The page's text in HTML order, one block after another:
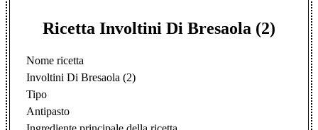
Ricetta Involtini Di Bresaola (2)
Nome ricetta
Involtini Di Bresaola (2)
Tipo
Antipasto